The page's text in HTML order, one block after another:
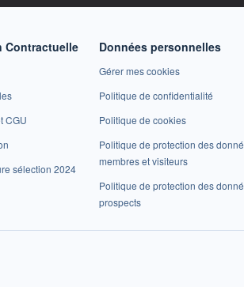
Contractuelle
CGU
sélection 2024
Données personnelles
Gérer mes cookies
Politique de confidentialité
Politique de cookies
Politique de protection des
membres et visiteurs
Politique de protection des
prospects